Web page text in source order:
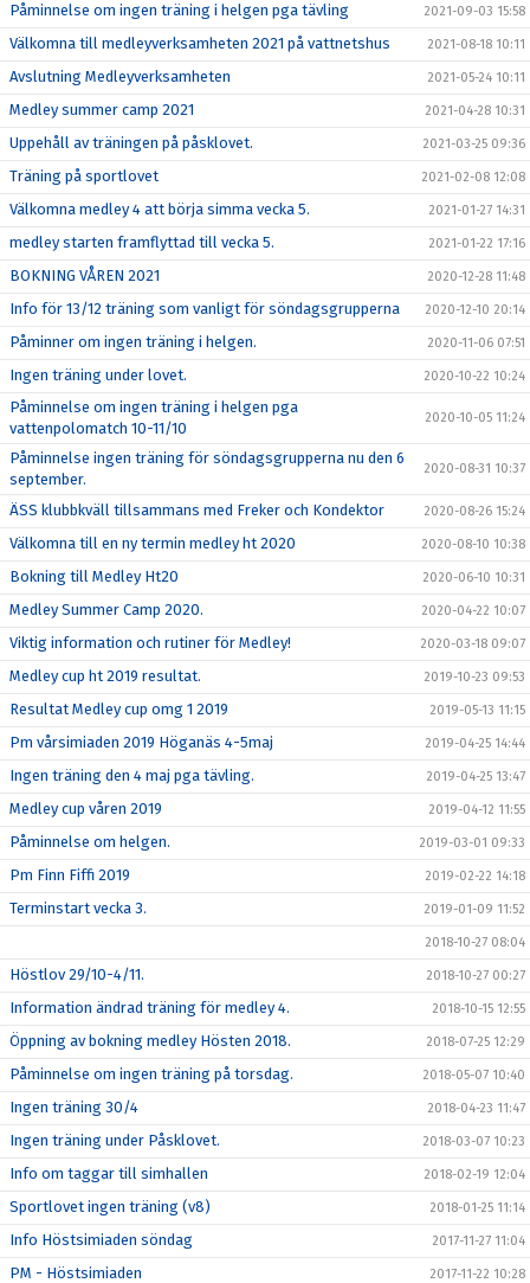
Påminnelse om ingen träning i helgen pga tävling 2021-09-03 15:58
Välkomna till medleyverksamheten 2021 på vattnetshus 2021-08-18 10:11
Avslutning Medleyverksamheten 2021-05-24 10:11
Medley summer camp 2021 2021-04-28 10:31
Uppehåll av träningen på påsklovet. 2021-03-25 09:36
Träning på sportlovet 2021-02-08 12:08
Välkomna medley 4 att börja simma vecka 5. 2021-01-27 14:31
medley starten framflyttad till vecka 5. 2021-01-22 17:16
BOKNING VÅREN 2021 2020-12-28 11:48
Info för 13/12 träning som vanligt för söndagsgrupperna 2020-12-10 20:14
Påminner om ingen träning i helgen. 2020-11-06 07:51
Ingen träning under lovet. 2020-10-22 10:24
Påminnelse om ingen träning i helgen pga
vattenpolomatch 10-11/10
2020-10-05 11:24
Påminnelse ingen träning för söndagsgrupperna nu den 6
september.
2020-08-31 10:37
ÄSS klubbkväll tillsammans med Freker och Kondektor 2020-08-26 15:24
Välkomna till en ny termin medley ht 2020 2020-08-10 10:38
Bokning till Medley Ht20 2020-06-10 10:31
Medley Summer Camp 2020. 2020-04-22 10:07
Viktig information och rutiner för Medley! 2020-03-18 09:07
Medley cup ht 2019 resultat. 2019-10-23 09:53
Resultat Medley cup omg 1 2019 2019-05-13 11:15
Pm vårsimiaden 2019 Höganäs 4-5maj 2019-04-25 14:44
Ingen träning den 4 maj pga tävling. 2019-04-25 13:47
Medley cup våren 2019 2019-04-12 11:55
Påminnelse om helgen. 2019-03-01 09:33
Pm Finn Fiffi 2019 2019-02-22 14:18
Terminstart vecka 3. 2019-01-09 11:52
2018-10-27 08:04
Höstlov 29/10-4/11. 2018-10-27 00:27
Information ändrad träning för medley 4. 2018-10-15 12:55
Öppning av bokning medley Hösten 2018. 2018-07-25 12:29
Påminnelse om ingen träning på torsdag. 2018-05-07 10:40
Ingen träning 30/4 2018-04-23 11:47
Ingen träning under Påsklovet. 2018-03-07 10:23
Info om taggar till simhallen 2018-02-19 12:04
Sportlovet ingen träning (v8) 2018-01-25 11:14
Info Höstsimiaden söndag 2017-11-27 11:04
PM - Höstsimiaden 2017-11-22 10:28